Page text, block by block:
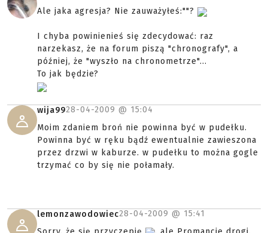
Ale jaka agresja? Nie zauważyłeś:""?
I chyba powinienieś się zdecydować: raz
narzekasz, że na forum piszą "chronografy", a
później, że "wyszło na chronometrze"...
To jak będzie?
wija9928-04-2009 @ 15:04
Moim zdaniem broń nie powinna być w pudełku.
Powinna być w ręku bądź ewentualnie zawieszona
przez drzwi w kaburze. w pudełku to można gogle
trzymać co by się nie połamały.
lemonzawodowiec28-04-2009 @ 15:41